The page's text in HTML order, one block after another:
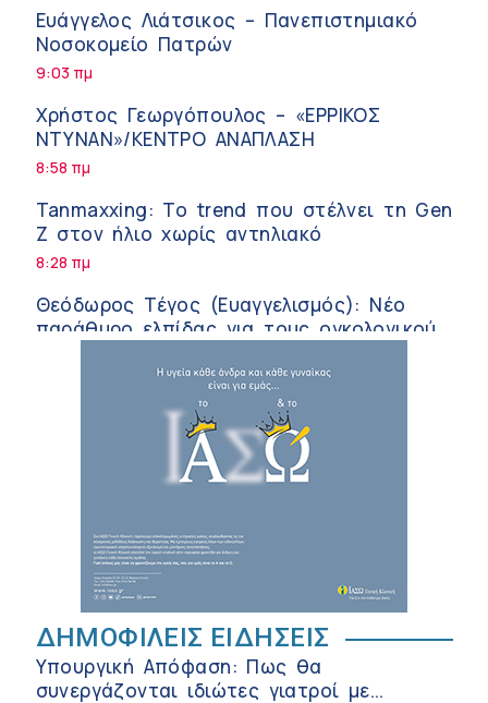
Ευάγγελος Λιάτσικος – Πανεπιστημιακό
Νοσοκομείο Πατρών
9:03 πμ
Χρήστος Γεωργόπουλος – «ΕΡΡΙΚΟΣ
ΝΤΥΝΑΝ»/ΚΕΝΤΡΟ ΑΝΑΠΛΑΣΗ
8:58 πμ
Tanmaxxing: To trend που στέλνει τη Gen
Z στον ήλιο χωρίς αντηλιακό
8:28 πμ
Θεόδωρος Τέγος (Ευαγγελισμός): Νέο
παράθυρο ελπίδας για τους ογκολογικούς
Ασφάλεια στο νερό: 8 χρήσιμες οδηγίες
από τον Ελληνικό Ερυθρό Σταυρό
της σύγχρονης φροντίδας
Αθανάσιος Μανώλης (Metropolitan
Hospital): Καρδιοπαθείς και καλοκαίρι –
Διακοπές με ασφάλεια
6:20 πμ
Ειρήνη Ζίγκιρη (Ερρίκος Ντυνάν): H
ΔΗΜΟΦΙΛΕΙΣ ΕΙΔΗΣΕΙΣ
Υπουργική Απόφαση: Πως θα
συνεργάζονται ιδιώτες γιατροί με